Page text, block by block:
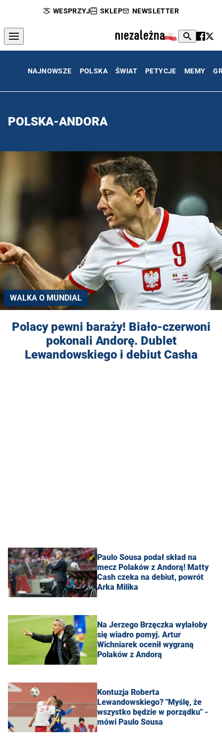
WESPRZYJ SKLEP NEWSLETTER
NAJNOWSZE POLSKA ŚWIAT PETYCJE MEMY
POLSKA-ANDORA
WALKA O MUNDIAL
Polacy pewni baraży! Biało-czerwoni
pokonali Andorę. Dublet
Lewandowskiego i debiut Casha
Paulo Sousa podał skład na
mecz Polaków z Andorą! Matty
Cash czeka na debiut, powrót
Arka Milika
Na Jerzego Brzęczka wylałoby
się wiadro pomyj. Artur
Wichniarek ocenił wygraną
Polaków z Andorą
Kontuzja Roberta
Lewandowskiego? "Myślę, że
wszystko będzie w porządku" -
mówi Paulo Sousa